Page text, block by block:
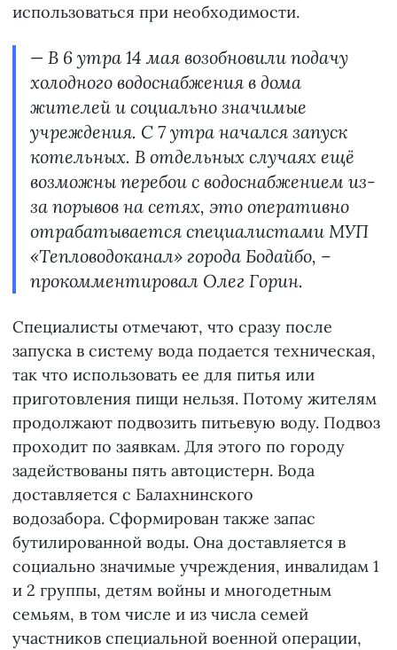
использоваться при необходимости.
— В 6 утра 14 мая возобновили подачу
холодного водоснабжения в дома
жителей и социально значимые
учреждения. С 7 утра начался запуск
котельных. В отдельных случаях ещё
возможны перебои с водоснабжением из-
за порывов на сетях, это оперативно
отрабатывается специалистами МУП
«Тепловодоканал» города Бодайбо, –
прокомментировал Олег Горин.
Специалисты отмечают, что сразу после
запуска в систему вода подается техническая,
так что использовать ее для питья или
приготовления пищи нельзя. Потому жителям
продолжают подвозить питьевую воду. Подвоз
проходит по заявкам. Для этого по городу
задействованы пять автоцистерн. Вода
доставляется с Балахнинского
водозабора. Сформирован также запас
бутилированной воды. Она доставляется в
социально значимые учреждения, инвалидам 1
и 2 группы, детям войны и многодетным
семьям, в том числе и из числа семей
участников специальной военной операции,